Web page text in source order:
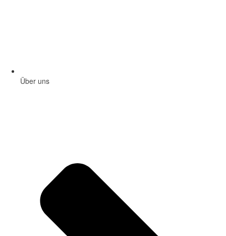
Über uns